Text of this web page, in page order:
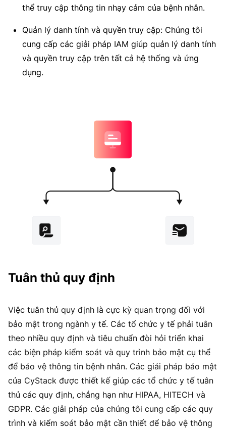
thể truy cập thông tin nhạy cảm của bệnh nhân.
Quản lý danh tính và quyền truy cập: Chúng tôi
cung cấp các giải pháp IAM giúp quản lý danh tính
và quyền truy cập trên tất cả hệ thống và ứng
dụng.
Tuân thủ quy định
Việc tuân thủ quy định là cực kỳ quan trọng đối với
bảo mật trong ngành y tế. Các tổ chức y tế phải tuân
theo nhiều quy định và tiêu chuẩn đòi hỏi triển khai
các biện pháp kiểm soát và quy trình bảo mật cụ thể
để bảo vệ thông tin bệnh nhân. Các giải pháp bảo mật
của CyStack được thiết kế giúp các tổ chức y tế tuân
thủ các quy định, chẳng hạn như HIPAA, HITECH và
GDPR. Các giải pháp của chúng tôi cung cấp các quy
trình và kiểm soát bảo mật cần thiết để bảo vệ thông